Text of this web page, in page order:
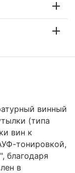
винный
(типа
вин к
тонировкой,
благодаря
в